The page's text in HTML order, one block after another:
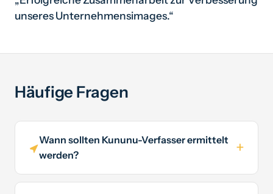
unseres Unternehmensimages.“
Häufige Fragen
Wann sollten Kununu-Verfasser ermittelt
werden?